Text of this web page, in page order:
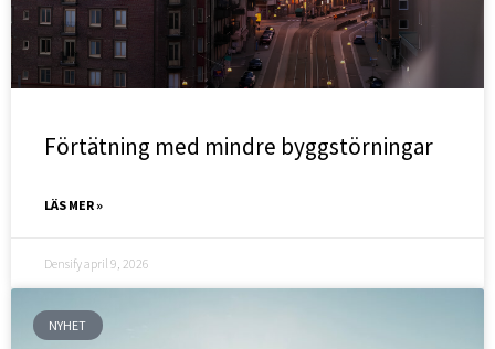
Förtätning med mindre byggstörningar
LÄS MER »
Densifyapril 9, 2026
NYHET